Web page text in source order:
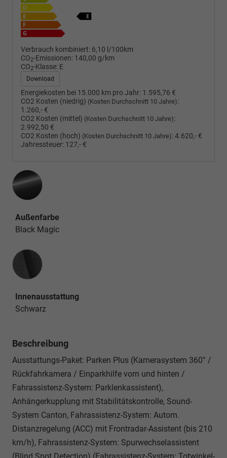
Verbrauch kombiniert: 6,10 l/100km
CO2-Emissionen: 140,00 g/km
CO2-Klasse: E
Download
Energiekosten bei 15.000 km pro Jahr: 1.595,76 €
CO2 Kosten (niedrig) (Kosten Durchschnitt 10 Jahre):
1.260,- €
CO2 Kosten (mittel) (Kosten Durchschnitt 10 Jahre):
2.992,50 €
CO2 Kosten (hoch) (Kosten Durchschnitt 10 Jahre):4.620,- €
Jahressteuer: 127,- €
Außenfarbe
Black Magic
Innenausstattung
Innenausstattung
Schwarz
Beschreibung
Ausstattungs-Paket: Parken Plus (Kamerasystem 360° /
Rückfahrkamera / Einparkhilfe vorn und hinten /
Fahrassistenz-System: Parklenkassistent),
Anhängerkupplung mit Stabilitätskontrolle, Sound-
System Canton, Fahrassistenz-System: Autom.
Distanzregelung (ACC) mit Frontradar-Assistent (bis 210
km/h), Fahrassistenz-System: Spurwechselassistent
(Blind Spot Detection) (Fahrassistenz-System: Totwinkel-